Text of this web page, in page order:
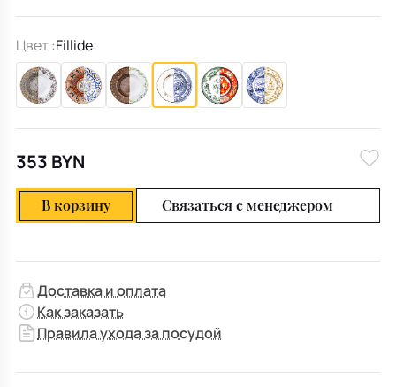
Цвет :Fillide
353 BYN
В корзину Связаться с менеджером
Доставка и оплата
Как заказать
Правила ухода за посудой